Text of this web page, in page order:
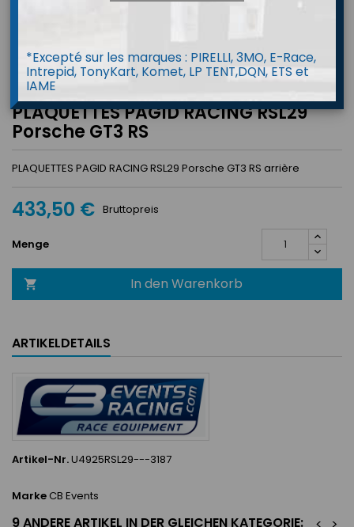
PLAQUETTES PAGID RACING RSL29
Porsche GT3 RS
PLAQUETTES PAGID RACING RSL29 Porsche GT3 RS arrière
433,50 € Bruttopreis
Menge
 In den Warenkorb
ARTIKELDETAILS
Artikel-Nr.U4925RSL29---3187
MarkeCB Events
9 ANDERE ARTIKEL IN DER GLEICHEN KATEGORIE:
*Excepté sur les marques : PIRELLI, 3MO, E-Race,
Intrepid, TonyKart, Komet, LP TENT,DQN, ETS et
IAME